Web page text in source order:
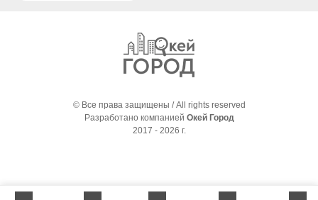
© Все права защищены / All rights reserved
Разработано компанией Окей Город
2017 - 2026 г.